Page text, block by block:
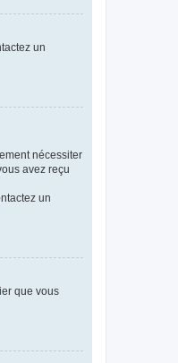
un
nécessiter
avez reçu
un
que vous